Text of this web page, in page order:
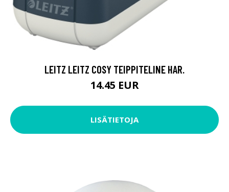
LEITZ LEITZ COSY TEIPPITELINE HAR.
14.45 EUR
LISÄTIETOJA